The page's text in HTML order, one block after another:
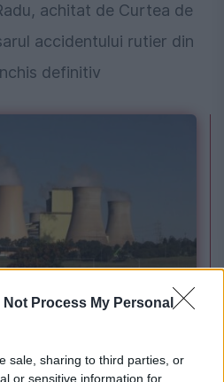
Not Process My Personal
sale, sharing to third parties, or
or sensitive information for
achitat de Curtea de
accidentului rutier din
definitiv
energie și susține